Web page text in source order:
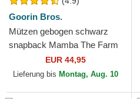
Goorin Bros.
Mützen gebogen schwarz
snapback Mamba The Farm
Goorin Bros.EUR 44,95
Lieferung bis Montag, Aug. 10